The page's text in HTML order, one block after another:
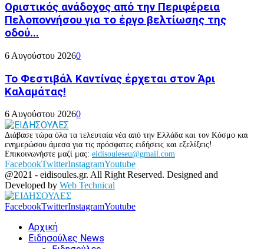
Οριστικός ανάδοχος από την Περιφέρεια
Πελοποννήσου για το έργο βελτίωσης της
οδού...
6 Αυγούστου 20260
Το Φεστιβάλ Καντίνας έρχεται στον Άρι
Καλαμάτας!
6 Αυγούστου 20260
Διάβασε τώρα όλα τα τελευταία νέα από την Ελλάδα και τον Κόσμο και
ενημερώσου άμεσα για τις πρόσφατες ειδήσεις και εξελίξεις!
Επικοινωνήστε μαζί μας: eidisouleseu@gmail.com
FacebookTwitterInstagramYoutube
@2021 - eidisoules.gr. All Right Reserved. Designed and
Developed by Web Technical
FacebookTwitterInstagramYoutube
Αρχική
Ειδησούλες News